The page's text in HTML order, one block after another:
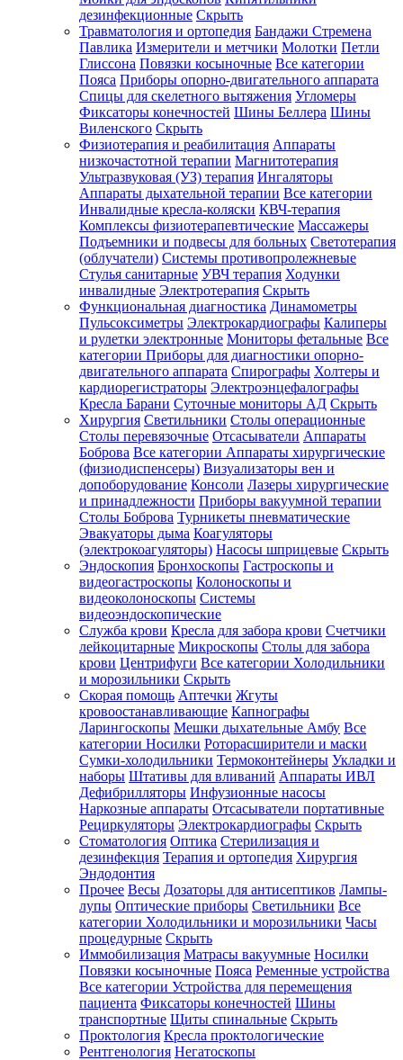
дезинфекционные Скрыть
Травматология и ортопедия Бандажи Стремена
Павлика Измерители и метчики Молотки Петли
Глиссона Повязки косыночные Все категории
Пояса Приборы опорно-двигательного аппарата
Спицы для скелетного вытяжения Угломеры
Фиксаторы конечностей Шины Беллера Шины
Виленского Скрыть
Физиотерапия и реабилитация Аппараты
низкочастотной терапии Магнитотерапия
Ультразвуковая (УЗ) терапия Ингаляторы
Аппараты дыхательной терапии Все категории
Инвалидные кресла-коляски КВЧ-терапия
Комплексы физиотерапевтические Массажеры
Подъемники и подвесы для больных Светотерапия
(облучатели) Системы противопролежневые
Стулья санитарные УВЧ терапия Ходунки
инвалидные Электротерапия Скрыть
Функциональная диагностика Динамометры
Пульсоксиметры Электрокардиографы Калиперы
и рулетки электронные Мониторы фетальные Все
категории Приборы для диагностики опорно-
двигательного аппарата Спирографы Холтеры и
кардиорегистраторы Электроэнцефалографы
Кресла Барани Суточные мониторы АД Скрыть
Хирургия Светильники Столы операционные
Столы перевязочные Отсасыватели Аппараты
Боброва Все категории Аппараты хирургические
(физиодиспенсеры) Визуализаторы вен и
допоборудование Консоли Лазеры хирургические
и принадлежности Приборы вакуумной терапии
Столы Боброва Турникеты пневматические
Эвакуаторы дыма Коагуляторы
(электрокоагуляторы) Насосы шприцевые Скрыть
Эндоскопия Бронхоскопы Гастроскопы и
видеогастроскопы Колоноскопы и
видеоколоноскопы Системы
видеоэндоскопические
Служба крови Кресла для забора крови Счетчики
лейкоцитарные Микроскопы Столы для забора
крови Центрифуги Все категории Холодильники
и морозильники Скрыть
Скорая помощь Аптечки Жгуты
кровоостанавливающие Капнографы
Ларингоскопы Мешки дыхательные Амбу Все
категории Носилки Роторасширители и маски
Сумки-холодильники Термоконтейнеры Укладки и
наборы Штативы для вливаний Аппараты ИВЛ
Дефибрилляторы Инфузионные насосы
Наркозные аппараты Отсасыватели портативные
Рециркуляторы Электрокардиографы Скрыть
Стоматология Оптика Стерилизация и
дезинфекция Терапия и ортопедия Хирургия
Эндодонтия
Прочее Весы Дозаторы для антисептиков Лампы-
лупы Оптические приборы Светильники Все
категории Холодильники и морозильники Часы
процедурные Скрыть
Иммобилизация Матрасы вакуумные Носилки
Повязки косыночные Пояса Ременные устройства
Все категории Устройства для перемещения
пациента Фиксаторы конечностей Шины
транспортные Щиты спинальные Скрыть
Проктология Кресла проктологические
Рентгенология Негатоскопы